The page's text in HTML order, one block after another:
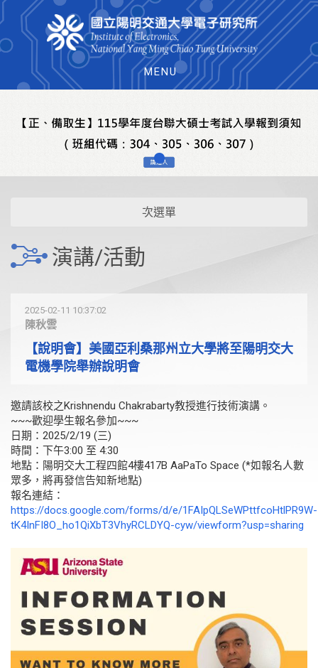
MENU
次選單
演講/活動
2025-02-11 10:37:02
陳秋雲
【說明會】美國亞利桑那州立大學將至陽明交大
電機學院舉辦說明會
邀請該校之Krishnendu Chakrabarty教授進行技術演講。
~~~歡迎學生報名參加~~~
日期：2025/2/19 (三)
時間：下午3:00 至 4:30
地點：陽明交大工程四館4樓417B AaPaTo Space (*如報名人數
眾多，將再發信告知新地點)
報名連結：
https://docs.google.com/forms/d/e/1FAIpQLSeWPttfcoHtlPR9W-
tK4InFI8O_ho1QiXbT3VhyRCLDYQ-cyw/viewform?usp=sharing